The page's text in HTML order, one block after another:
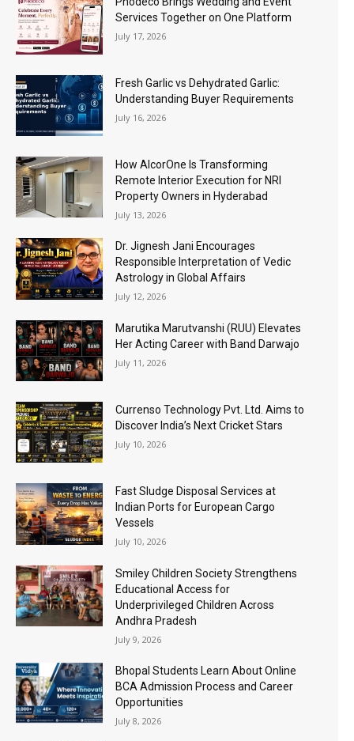
Services Together on One Platform
July 17, 2026
Fresh Garlic vs Dehydrated Garlic:
Understanding Buyer Requirements
July 16, 2026
How AlcorOne Is Transforming
Remote Interior Execution for NRI
Property Owners in Hyderabad
July 13, 2026
Dr. Jignesh Jani Encourages
Responsible Interpretation of Vedic
Astrology in Global Affairs
July 12, 2026
Marutika Marutvanshi (RUU) Elevates
Her Acting Career with Band Darwajo
July 11, 2026
Currenso Technology Pvt. Ltd. Aims to
Discover India’s Next Cricket Stars
July 10, 2026
Fast Sludge Disposal Services at
Indian Ports for European Cargo
Vessels
July 10, 2026
Smiley Children Society Strengthens
Educational Access for
Underprivileged Children Across
Andhra Pradesh
July 9, 2026
Bhopal Students Learn About Online
BCA Admission Process and Career
Opportunities
July 8, 2026